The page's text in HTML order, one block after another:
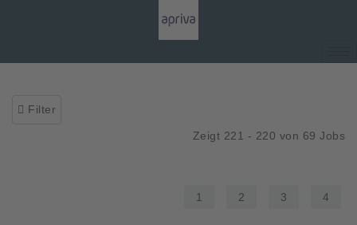
Filter
Zeigt 221 - 220 von 69 Jobs
1 2 3 4